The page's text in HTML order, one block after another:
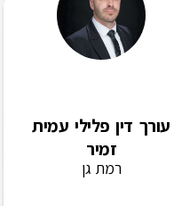
עורך דין פלילי עמית
זמיר
רמת גן